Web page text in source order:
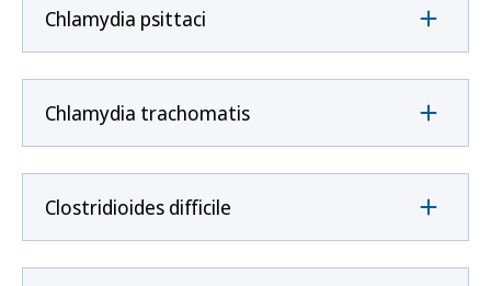
Chlamydia psittaci
Chlamydia trachomatis
Clostridioides difficile